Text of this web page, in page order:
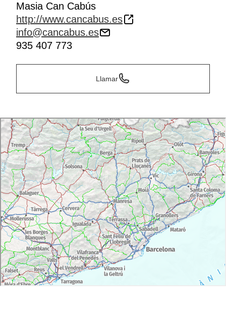
Masia Can Cabús
http://www.cancabus.es
info@cancabus.es
935 407 773
Llamar